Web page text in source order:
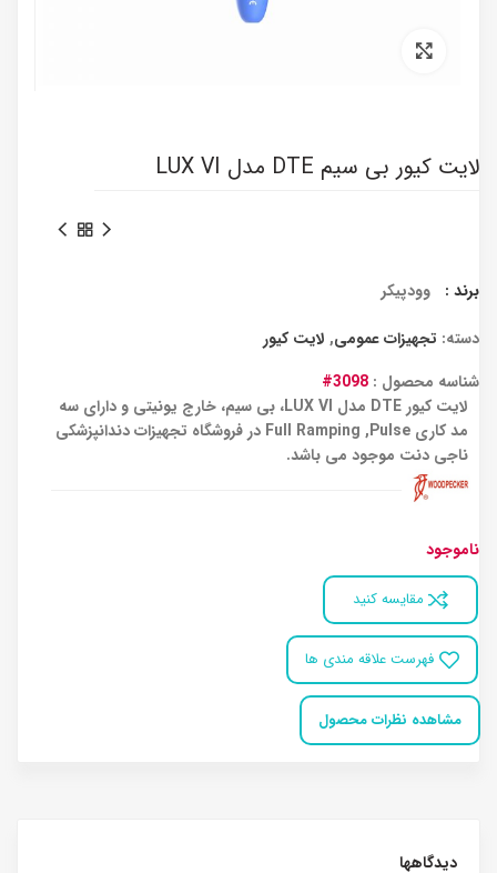
لایت کیور بی سیم DTE مدل LUX VI
برند :
وودپیکر
دسته: تجهیزات عمومی, لایت کیور
شناسه محصول : 3098#
لایت کیور DTE مدل LUX VI، بی سیم، خارج یونیتی و دارای سه
مد کاری Full Ramping ,Pulse در فروشگاه تجهیزات دندانپزشکی
ناجی دنت موجود می باشد.
ناموجود
مقایسه کنید
فهرست علاقه مندی ها
مشاهده نظرات محصول
دیدگاهها